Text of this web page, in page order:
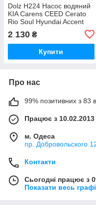
Dolz H224 Насос водяний
KIA Carens CEED Cerato
Rio Soul Hyundai Accent
Elantra Getz Matrix Tucson
2 130 ₴
Купити
Про нас
99% позитивних з 83
Працює з 10.02.2013
м. Одеса
пр. Добровольского
Контакти
Сьогодні працює з
Показати весь